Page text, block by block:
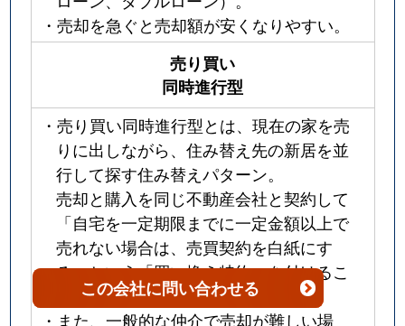
・売却を急ぐと売却額が安くなりやすい。
売り買い
同時進行型
・売り買い同時進行型とは、現在の家を売
りに出しながら、住み替え先の新居を並
行して探す住み替えパターン。
売却と購入を同じ不動産会社と契約して
「自宅を一定期限までに一定金額以上で
売れない場合は、売買契約を白紙にす
る」という「買い換え特約」を付けるこ
ともあります。
・また、一般的な仲介で売却が難しい場
この会社に問い合わせる